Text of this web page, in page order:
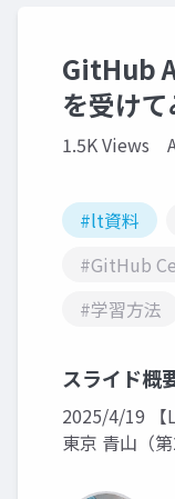
GitHub
を受け
1.5K Views
#lt資料
#GitHub
#学習方法
スライド概
2025/4/19 【
東京 青山（